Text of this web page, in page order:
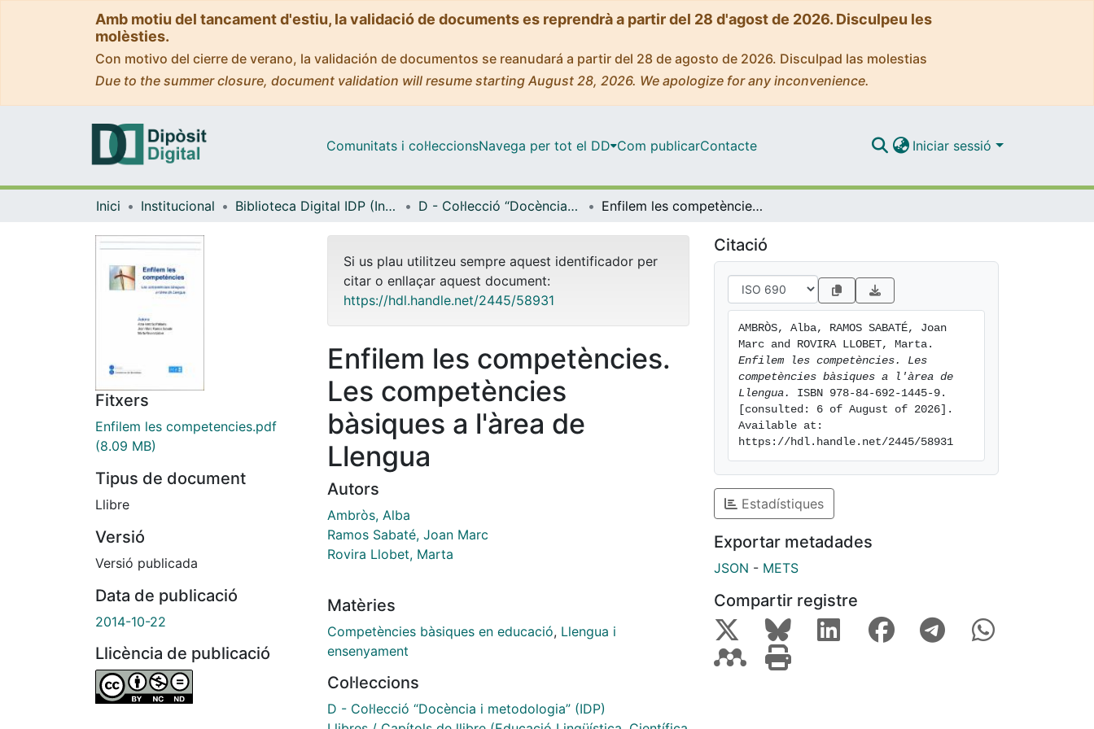
Amb motiu del tancament d'estiu, la validació de documents es reprendrà a partir del 28 d'agost de 2026. Disculpeu les
molèsties.
Con motivo del cierre de verano, la validación de documentos se reanudará a partir del 28 de agosto de 2026. Disculpad las molestias
Due to the summer closure, document validation will resume starting August 28, 2026. We apologize for any inconvenience.
Comunitats i col·leccionsNavega per tot el DD Com publicarContacte Iniciar sessió
Inici Institucional Biblioteca Digital IDP (Institut de Desenvolupament Professional) D - Col·lecció “Docència i metodologia” (IDP) Enfilem les competències. Les competències bàsiques a l'àrea de Llengua
Fitxers
Enfilem les competencies.pdf
(8.09 MB)
Tipus de document
Llibre
Versió
Versió publicada
Data de publicació
2014-10-22
Llicència de publicació
Si us plau utilitzeu sempre aquest identificador per
citar o enllaçar aquest document:
https://hdl.handle.net/2445/58931
Enfilem les competències.
Les competències
bàsiques a l'àrea de
Llengua
Autors
Ambròs, Alba
Ramos Sabaté, Joan Marc
Rovira Llobet, Marta
Matèries
Competències bàsiques en educació, Llengua i
ensenyament
Col·leccions
D - Col·lecció “Docència i metodologia” (IDP)
Citació
AMBRÒS, Alba, RAMOS SABATÉ, Joan
Enfilem les competències. Les
competències bàsiques a l'àrea de
Llengua.
ISBN 978-84-692-1445-9.
[consulted: 6 of August of 2026].
Available at:
https://hdl.handle.net/2445/58931
Estadístiques
Exportar metadades
JSON - METS
Compartir registre